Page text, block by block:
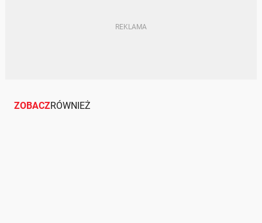
ZOBACZRÓWNIEŻ